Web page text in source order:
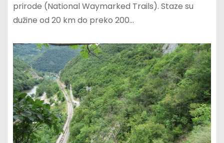
prirode (National Waymarked Trails). Staze su
dužine od 20 km do preko 200…